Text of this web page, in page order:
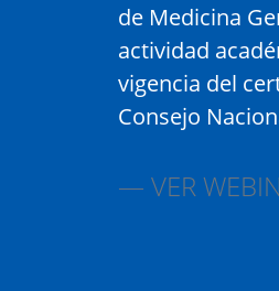
de Medicina
actividad
vigencia del
Consejo
VER